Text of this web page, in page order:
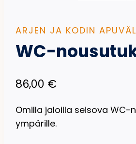
ARJEN JA KODIN
WC-
86,00 €
Omilla jaloilla seisova WC-
ympärille.